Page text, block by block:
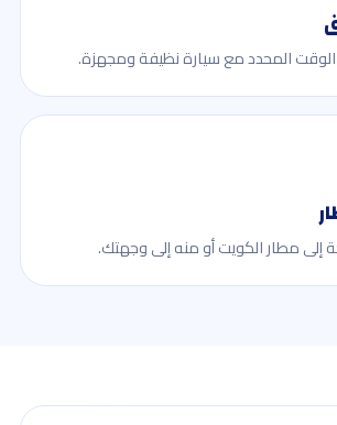
المحدد مع سيارة نظيفة ومجهزة.
إلى مطار الكويت أو منه إلى وجهتك.